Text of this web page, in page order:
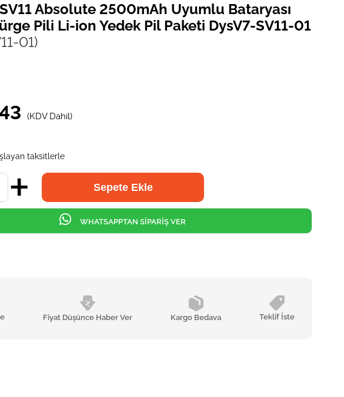
Absolute 2500mAh Uyumlu Bataryası
Pili Li-ion Yedek Pil Paketi DysV7-SV11-01
01)
(KDV Dahil)
taksitlerle
Fiyat Düşünce Haber Ver Kargo Bedava Teklif İste
WHATSAPPTAN SİPARİŞ VER